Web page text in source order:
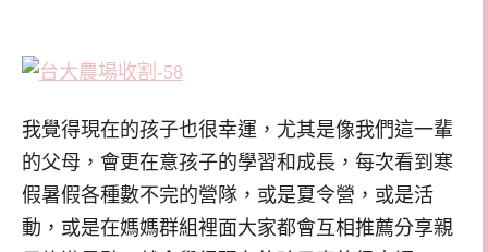
我覺得現在的孩子也很幸運，尤其是像我們這一輩
的父母，會更在意孩子的學習和成長，每次看到寒
假暑假各種數不完的營隊，或是夏令營，或是活
動，或是在媽媽群組裡面大家都會互相推薦分享親